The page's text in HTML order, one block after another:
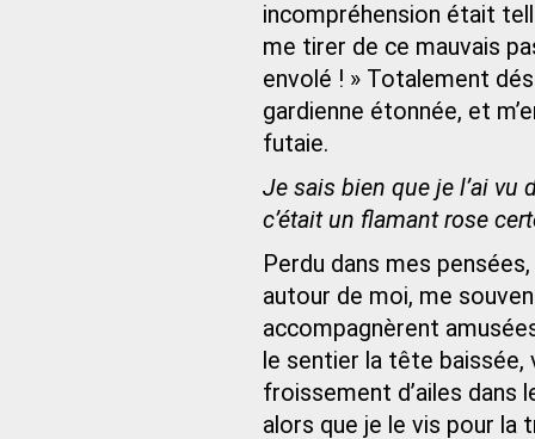
incompréhension était
me tirer de ce mauvais
envolé ! » Totalement
gardienne étonnée, et
futaie.
Je sais bien que je l’ai vu
c’était un flamant rose
Perdu dans mes
autour de moi, me
accompagnèrent
le sentier la tête
froissement d’ailes dans
alors que je le vis pour